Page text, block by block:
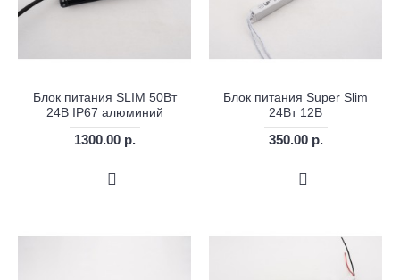
Блок питания SLIM 50Вт
24В IP67 алюминий
1300.00 р.
Блок питания Super Slim
24Вт 12В
350.00 р.